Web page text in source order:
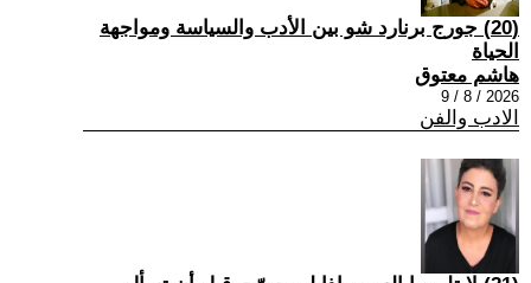
(20) جورج برنارد شو بين الأدب والسياسة ومواجهة
الحياة
هاشم معتوق
2026 / 8 / 9
الادب والفن